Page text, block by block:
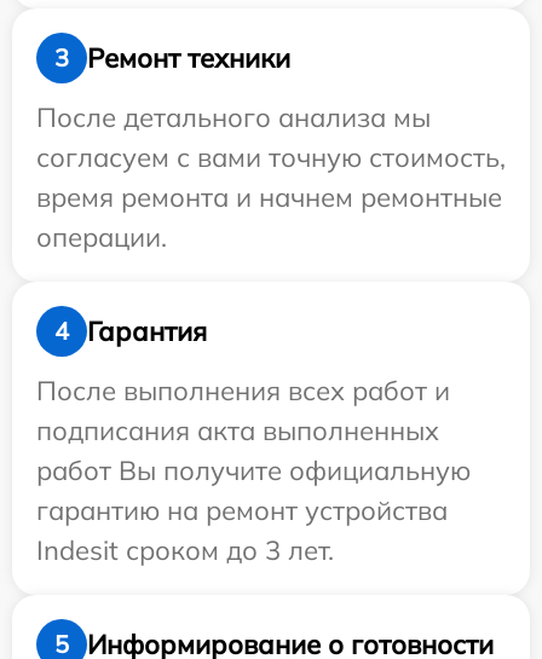
3
Ремонт техники
После детального анализа мы
согласуем с вами точную стоимость,
время ремонта и начнем ремонтные
операции.
4
Гарантия
После выполнения всех работ и
подписания акта выполненных
работ Вы получите официальную
гарантию на ремонт устройства
Indesit сроком до 3 лет.
5
Информирование о готовности